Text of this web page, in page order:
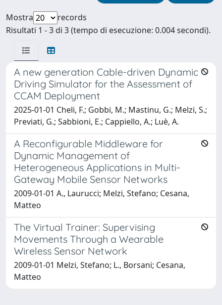
Mostra
records
Risultati 1 - 3 di 3 (tempo di esecuzione: 0.004 secondi).
A new generation Cable-driven Dynamic
Driving Simulator for the Assessment of
CCAM Deployment
2025-01-01 Cheli, F.; Gobbi, M.; Mastinu, G.; Melzi, S.;
Previati, G.; Sabbioni, E.; Cappiello, A.; Luè, A.
A Reconfigurable Middleware for
Dynamic Management of
Heterogeneous Applications in Multi-
Gateway Mobile Sensor Networks
2009-01-01 A., Laurucci; Melzi, Stefano; Cesana,
Matteo
The Virtual Trainer: Supervising
Movements Through a Wearable
Wireless Sensor Network
2009-01-01 Melzi, Stefano; L., Borsani; Cesana,
Matteo